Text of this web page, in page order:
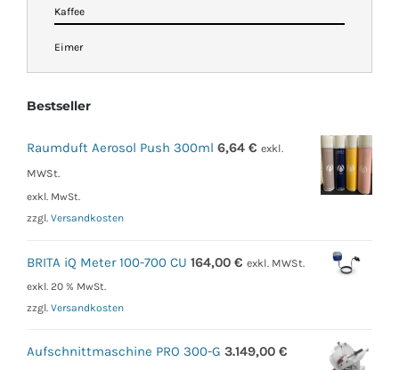
Kaffee
Eimer
Bestseller
Raumduft Aerosol Push 300ml 6,64 € exkl.
MWSt.
exkl. MwSt.
zzgl. Versandkosten
BRITA iQ Meter 100-700 CU 164,00 € exkl. MWSt.
exkl. 20 % MwSt.
zzgl. Versandkosten
Aufschnittmaschine PRO 300-G 3.149,00 €